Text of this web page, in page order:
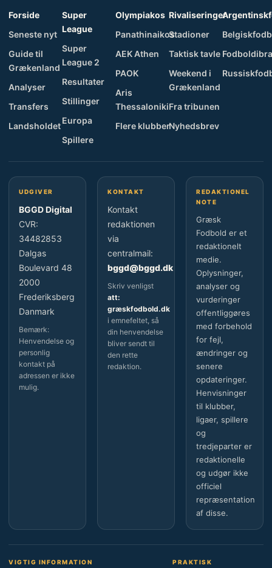
Forside
Seneste nyt
Guide til
Grækenland
Analyser
Transfers
Landsholdet
Super
League
Super
League 2
Resultater
Stillinger
Europa
Spillere
Olympiakos
Panathinaikos
AEK Athen
PAOK
Aris
Thessaloniki
Flere klubber
Rivaliseringer
Stadioner
Taktisk tavle
Weekend i
Grækenland
Fra tribunen
Nyhedsbrev
UDGIVER
BGGD Digital
CVR:
34482853
Dalgas
Boulevard 48
2000
Frederiksberg
Danmark
Bemærk:
Henvendelse og
personlig
kontakt på
adressen er ikke
mulig.
KONTAKT
Kontakt
redaktionen
via
centralmail:
bggd@bggd.dk
Skriv venligst
att:
græskfodbold.dk
i emnefeltet, så
din henvendelse
bliver sendt til
den rette
redaktion.
REDAKTIONEL
NOTE
Græsk
Fodbold er et
redaktionelt
medie.
Oplysninger,
analyser og
vurderinger
offentliggøres
med forbehold
for fejl,
ændringer og
senere
opdateringer.
Henvisninger
til klubber,
ligaer, spillere
og
tredjeparter er
redaktionelle
og udgør ikke
officiel
repræsentation
af disse.
VIGTIG INFORMATION PRAKTISK